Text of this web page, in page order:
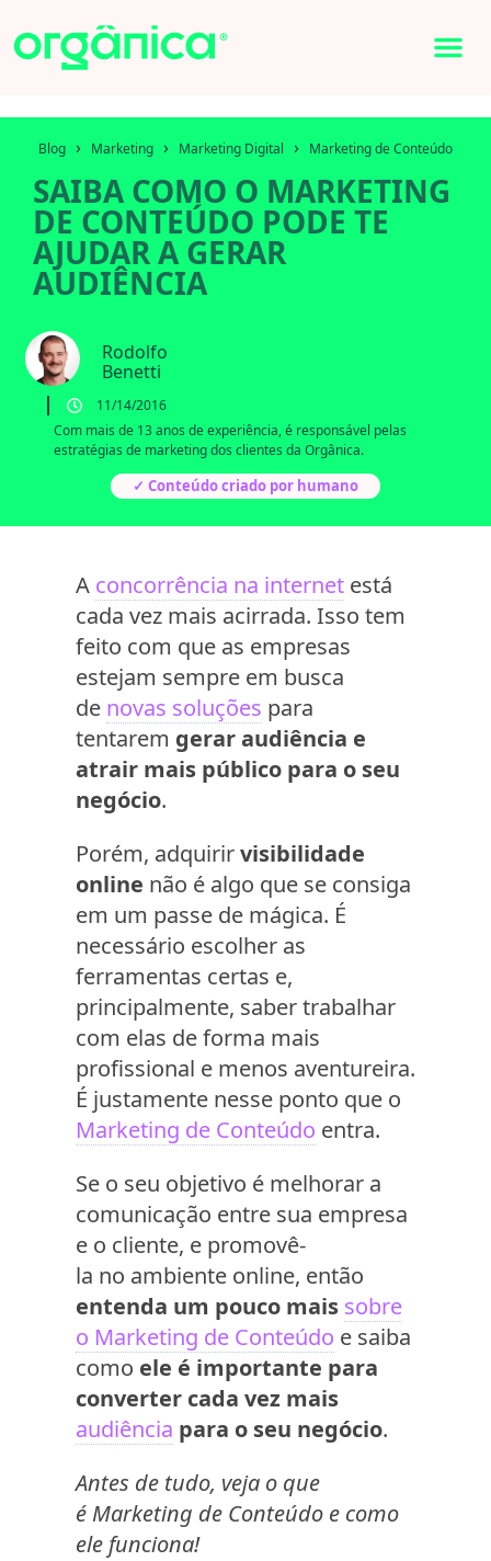
Blog › Marketing › Marketing Digital › Marketing de Conteúdo
SAIBA COMO O MARKETING
DE CONTEÚDO PODE TE
AJUDAR A GERAR
AUDIÊNCIA
Rodolfo
Benetti
11/14/2016
Com mais de 13 anos de experiência, é responsável pelas
estratégias de marketing dos clientes da Orgânica.
✓ Conteúdo criado por humano
A concorrência na internet está
cada vez mais acirrada. Isso tem
feito com que as empresas
estejam sempre em busca
de novas soluções para
tentarem gerar audiência e
atrair mais público para o seu
negócio.
Porém, adquirirvisibilidade
online não é algo que se consiga
em um passe de mágica. É
necessário escolher as
ferramentas certas e,
principalmente, saber trabalhar
com elas de forma mais
profissional e menos aventureira.
É justamente nesse ponto que o
Marketing de Conteúdo entra.
Se o seu objetivo é melhorar a
comunicação entre sua empresa
e o cliente, e promovê-
la no ambiente online, então
entenda um pouco mais sobre
o Marketing de Conteúdo e saiba
como ele é importante para
converter cada vez mais
audiência para o seu negócio.
Antes de tudo, veja o que
é Marketing de Conteúdo e como
ele funciona!